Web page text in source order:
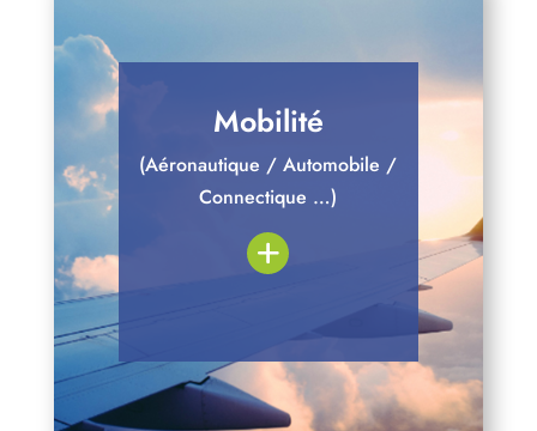
Mobilité
(Aéronautique / Automobile /
Connectique …)